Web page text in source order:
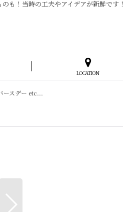
も！当時の工夫やアイデアが新鮮です！
LOCATION
ースデー etc...